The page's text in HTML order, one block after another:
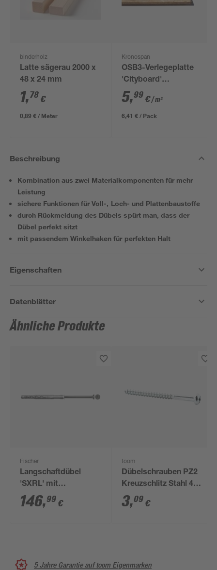
binderholz
Latte sägerau 2000 x
48 x 24 mm
1,78 €
0,89 € / Meter
Kronospan
OSB3-Verlegeplatte
'Cityboard'
ungeschliffen 1690 x
634 x 12 mm
5,99 €/ m²
6,41 € / Pack
Beschreibung
Kombination aus zwei Materialkomponenten für mehr
Leistung
sichere Funktionen für Voll-, Loch- und Plattenbaustoffe
durch Rückmeldung des Dübels spürt man, dass der
Dübel perfekt sitzt
mit passendem Winkelhaken für perfekten Halt
Eigenschaften
Datenblätter
Ähnliche Produkte
Fischer
Langschaftdübel
'SXRL' mit
Senkkopfschraube
rostfreier Stahl Ø 10 x
146,99 €
toom
Dübelschrauben PZ2
Kreuzschlitz Stahl 4,0
x 50 mm 8 Stück
3,09 €
5 Jahre Garantie auf toom Eigenmarken